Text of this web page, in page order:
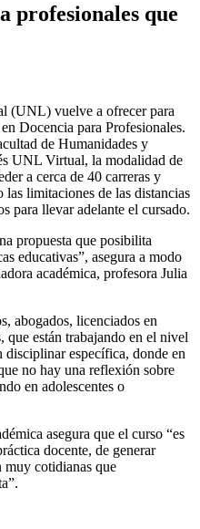
profesionales que
(UNL) vuelve a ofrecer para
Docencia para Profesionales.
de Humanidades y
UNL Virtual, la modalidad de
a cerca de 40 carreras y
limitaciones de las distancias
para llevar adelante el cursado.
propuesta que posibilita
educativas”, asegura a modo
académica, profesora Julia
abogados, licenciados en
que están trabajando en el nivel
específica, donde en
no hay una reflexión sobre
en adolescentes o
asegura que el curso “es
docente, de generar
muy cotidianas que